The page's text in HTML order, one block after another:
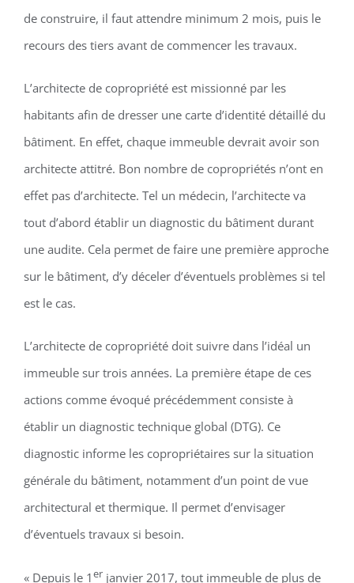
de construire, il faut attendre minimum 2 mois, puis le
recours des tiers avant de commencer les travaux.
L’architecte de copropriété est missionné par les
habitants afin de dresser une carte d’identité détaillé du
bâtiment. En effet, chaque immeuble devrait avoir son
architecte attitré. Bon nombre de copropriétés n’ont en
effet pas d’architecte. Tel un médecin, l’architecte va
tout d’abord établir un diagnostic du bâtiment durant
une audite. Cela permet de faire une première approche
sur le bâtiment, d’y déceler d’éventuels problèmes si tel
est le cas.
L’architecte de copropriété doit suivre dans l’idéal un
immeuble sur trois années. La première étape de ces
actions comme évoqué précédemment consiste à
établir un diagnostic technique global (DTG). Ce
diagnostic informe les copropriétaires sur la situation
générale du bâtiment, notamment d’un point de vue
architectural et thermique. Il permet d’envisager
d’éventuels travaux si besoin.
« Depuis le 1er janvier 2017, tout immeuble de plus de